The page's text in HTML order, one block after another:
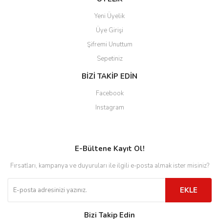
Yeni Üyelik
Üye Girişi
Şifremi Unuttum
Sepetiniz
BİZİ TAKİP EDİN
Facebook
Instagram
E-Bültene Kayıt Ol!
Fırsatları, kampanya ve duyuruları ile ilgili e-posta almak ister misiniz?
EKLE
Bizi Takip Edin